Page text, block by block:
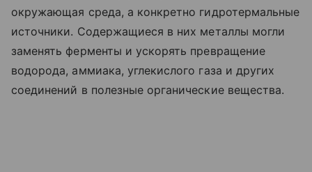
окружающая среда, а конкретно гидротермальные
источники. Содержащиеся в них металлы могли
заменять ферменты и ускорять превращение
водорода, аммиака, углекислого газа и других
соединений в полезные органические вещества.